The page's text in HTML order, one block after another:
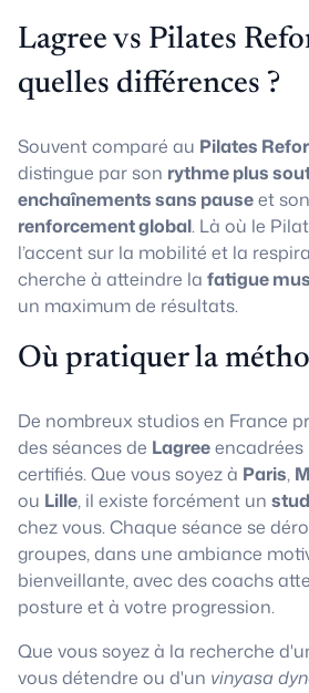
Lagree vs Pilates
quelles différences ?
Souvent comparé au Pilates
distingue par son rythme plus
enchaînements sans pauseet son
renforcement global. Là où le
l’accent sur la mobilité et la
cherche à atteindre la fatigue
un maximum de résultats.
Où pratiquer la
De nombreux studios en France
des séances de Lagree
certifiés. Que vous soyez à Paris,
ou Lille, il existe forcément un
chez vous. Chaque séance se
groupes, dans une ambiance
bienveillante, avec des coachs
posture et à votre progression.
Que vous soyez à la recherche
vous détendre ou d'un vinyasa